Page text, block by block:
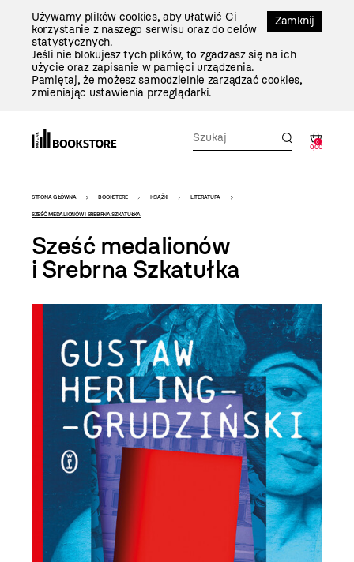
Zamknij
Używamy plików cookies, aby ułatwić Ci
korzystanie z naszego serwisu oraz do celów
statystycznych.
Jeśli nie blokujesz tych plików, to zgadzasz się na ich
użycie oraz zapisanie w pamięci urządzenia.
Pamiętaj, że możesz samodzielnie zarządzać cookies,
zmieniając ustawienia przeglądarki.
0
0,00
Bookstore
-
szablon
szczegóły
STRONA GŁÓWNA BOOKSTORE KSIĄŻKI LITERATURA
SZEŚĆ MEDALIONÓW I SREBRNA SZKATUŁKA
Sześć medalionów
i Srebrna Szkatułka